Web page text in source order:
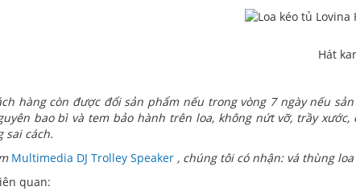
Hát
hàng còn được đổi sản phẩm nếu trong vòng 7 ngày nếu
bao bì và tem bảo hành trên loa, không nứt vỡ, trầy
sai cách.
Multimedia DJ Trolley Speaker , chúng tôi có nhận: vá thùng
quan: